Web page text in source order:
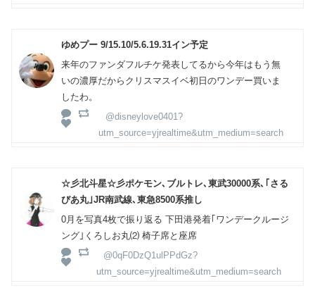
ゆめプー 9/15.10/5.6.19.31イン予定
来年のファンダフルチケ発表してるから今年はもう無
いの濃厚だからクリスマスイベ初日のワンデー買いま
したわ。
@disneylove0401?
utm_source=yjrealtime&utm_medium=search
☆彡北斗星☆彡ポケモン､ブルトレ､東武30000系､｢さる
びあ丸｣JR南武線､東急8500系推し
0月を写真4枚で振り返る 下田港発着｢ワンデークルージ
ング｣くろしお丸⑵ 椅子席と座席
@0qF0DzQ1ulPPdGz?
utm_source=yjrealtime&utm_medium=search